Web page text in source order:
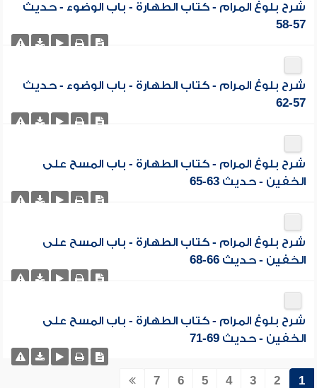
شرح بلوغ المرام - كتاب الطهارة - باب الوضوء - حديث
57-58
شرح بلوغ المرام - كتاب الطهارة - باب الوضوء - حديث
57-62
شرح بلوغ المرام - كتاب الطهارة - باب المسح على
الخفين - حديث 63-65
شرح بلوغ المرام - كتاب الطهارة - باب المسح على
الخفين - حديث 66-68
شرح بلوغ المرام - كتاب الطهارة - باب المسح على
الخفين - حديث 69-71
1
2
3
4
5
6
7